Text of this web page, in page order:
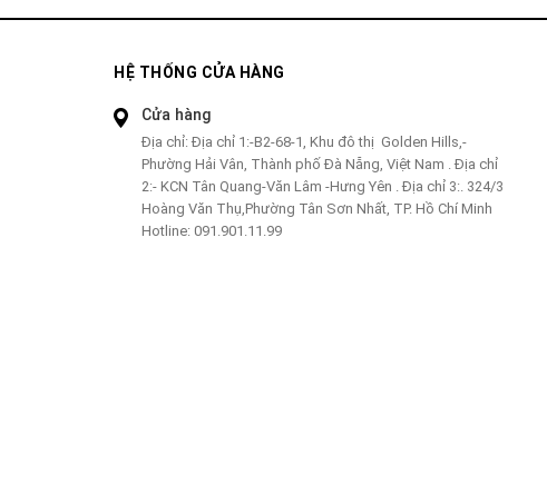
HỆ THỐNG CỬA HÀNG
Cửa hàng
Địa chỉ: Địa chỉ 1:-B2-68-1, Khu đô thị Golden Hills,-
Phường Hải Vân, Thành phố Đà Nẵng, Việt Nam . Địa chỉ
2:- KCN Tân Quang-Văn Lâm -Hưng Yên . Địa chỉ 3:. 324/3
Hoàng Văn Thụ,Phường Tân Sơn Nhất, TP. Hồ Chí Minh
Hotline: 091.901.11.99